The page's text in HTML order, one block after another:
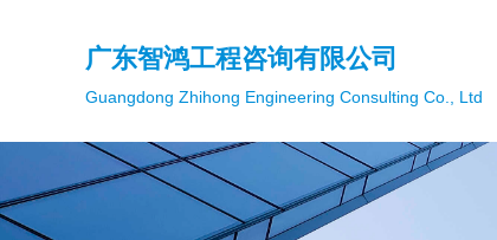
广东智鸿工程咨询有限公司
Guangdong Zhihong Engineering Consulting Co., Ltd